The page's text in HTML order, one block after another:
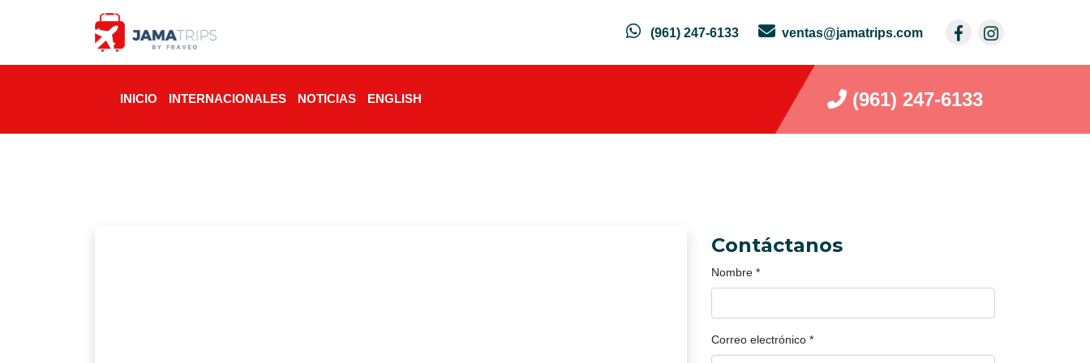
(961) 247-6133 ventas@jamatrips.com
INICIO INTERNACIONALES NOTICIAS ENGLISH (961) 247-6133
Contáctanos
Nombre *
Correo electrónico *